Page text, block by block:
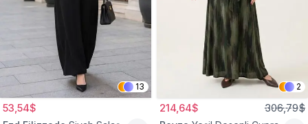
13
53,54$
2
214,64$ 306,79$